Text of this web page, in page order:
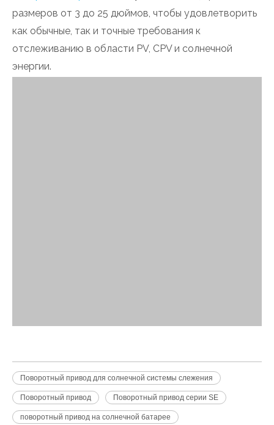
размеров от 3 до 25 дюймов, чтобы удовлетворить
как обычные, так и точные требования к
отслеживанию в области PV, CPV и солнечной
энергии.
Поворотный привод для солнечной системы слежения
Поворотный привод Поворотный привод серии SE
поворотный привод на солнечной батарее